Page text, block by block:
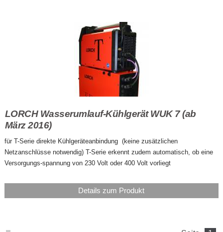
LORCH Wasserumlauf-Kühlgerät WUK 7 (ab
März 2016)
für T-Serie direkte Kühlgeräteanbindung (keine zusätzlichen
Netzanschlüsse notwendig) T-Serie erkennt zudem automatisch, ob eine
Versorgungs-spannung von 230 Volt oder 400 Volt vorliegt
Details zum Produkt